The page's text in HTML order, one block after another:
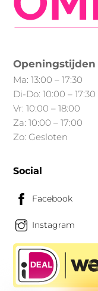
de
Openingstijden
Ma: 13:00 – 17:30
Di-Do: 10:00 – 17:30
Vr: 10:00 – 18:00
Za: 10:00 – 17:00
Zo: Gesloten
Social
Facebook
Instagram